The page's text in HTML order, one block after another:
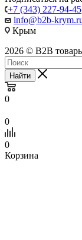
+7 (343) 227-94-45
info@b2b-
Крым
2026 © B2B
Найти
0
0
0
Корзина